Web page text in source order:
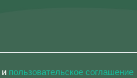
и пользовательское соглашение